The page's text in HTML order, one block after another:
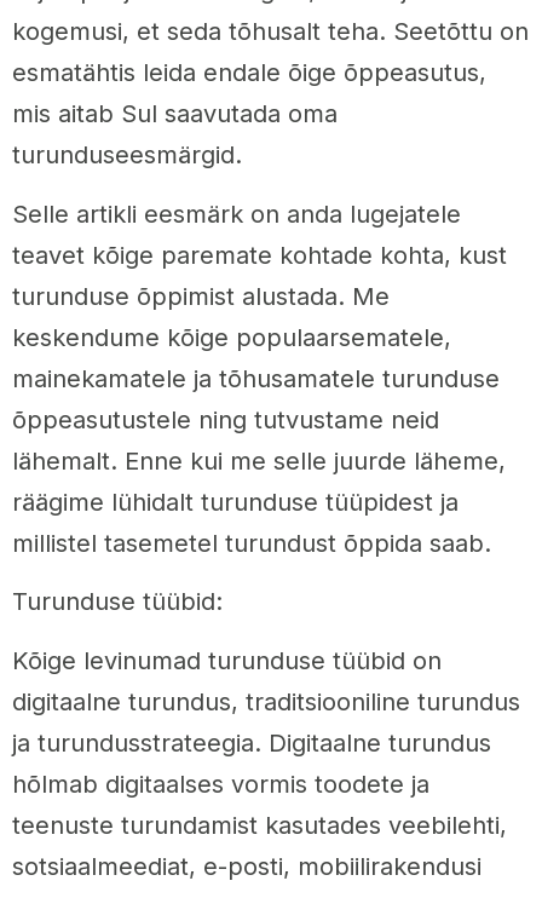
kogemusi, et seda tõhusalt teha. Seetõttu on
esmatähtis leida endale õige õppeasutus,
mis aitab Sul saavutada oma
turunduseesmärgid.
Selle artikli eesmärk on anda lugejatele
teavet kõige paremate kohtade kohta, kust
turunduse õppimist alustada. Me
keskendume kõige populaarsematele,
mainekamatele ja tõhusamatele turunduse
õppeasutustele ning tutvustame neid
lähemalt. Enne kui me selle juurde läheme,
räägime lühidalt turunduse tüüpidest ja
millistel tasemetel turundust õppida saab.
Turunduse tüübid:
Kõige levinumad turunduse tüübid on
digitaalne turundus, traditsiooniline turundus
ja turundusstrateegia. Digitaalne turundus
hõlmab digitaalses vormis toodete ja
teenuste turundamist kasutades veebilehti,
sotsiaalmeediat, e-posti, mobiilirakendusi